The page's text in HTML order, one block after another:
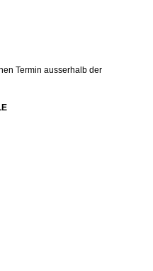
Termin ausserhalb der